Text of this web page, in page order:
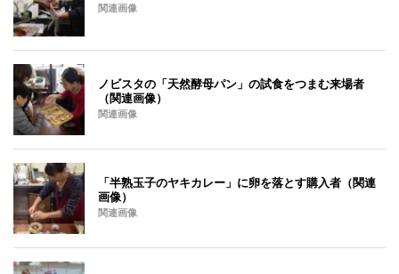
関連画像
ノビスタの「天然酵母パン」の試食をつまむ来場者
（関連画像）
関連画像
「半熟玉子のヤキカレー」に卵を落とす購入者（関連
画像）
関連画像